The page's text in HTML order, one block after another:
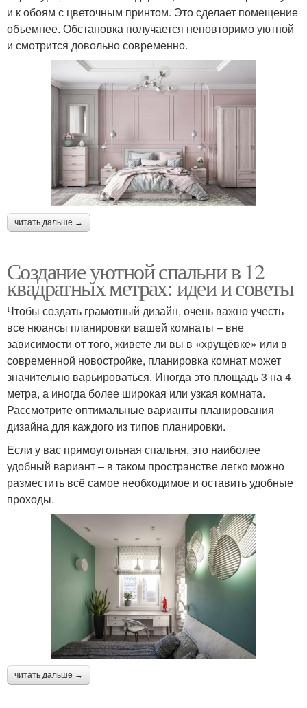
и к обоям с цветочным принтом. Это сделает помещение
объемнее. Обстановка получается неповторимо уютной
и смотрится довольно современно.
читать дальше →
Создание уютной спальни в 12
квадратных метрах: идеи и советы
Чтобы создать грамотный дизайн, очень важно учесть
все нюансы планировки вашей комнаты – вне
зависимости от того, живете ли вы в «хрущёвке» или в
современной новостройке, планировка комнат может
значительно варьироваться. Иногда это площадь 3 на 4
метра, а иногда более широкая или узкая комната.
Рассмотрите оптимальные варианты планирования
дизайна для каждого из типов планировки.
Если у вас прямоугольная спальня, это наиболее
удобный вариант – в таком пространстве легко можно
разместить всё самое необходимое и оставить удобные
проходы.
читать дальше →